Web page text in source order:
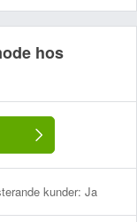
hos
kunder: Ja